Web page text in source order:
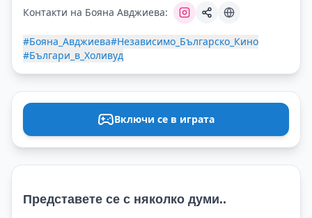
Контакти на Бояна Авджиева:
#Бояна_Авджиева#Независимо_Българско_Кино
#Българи_в_Холивуд
Включи се в играта
Представете се с няколко думи..